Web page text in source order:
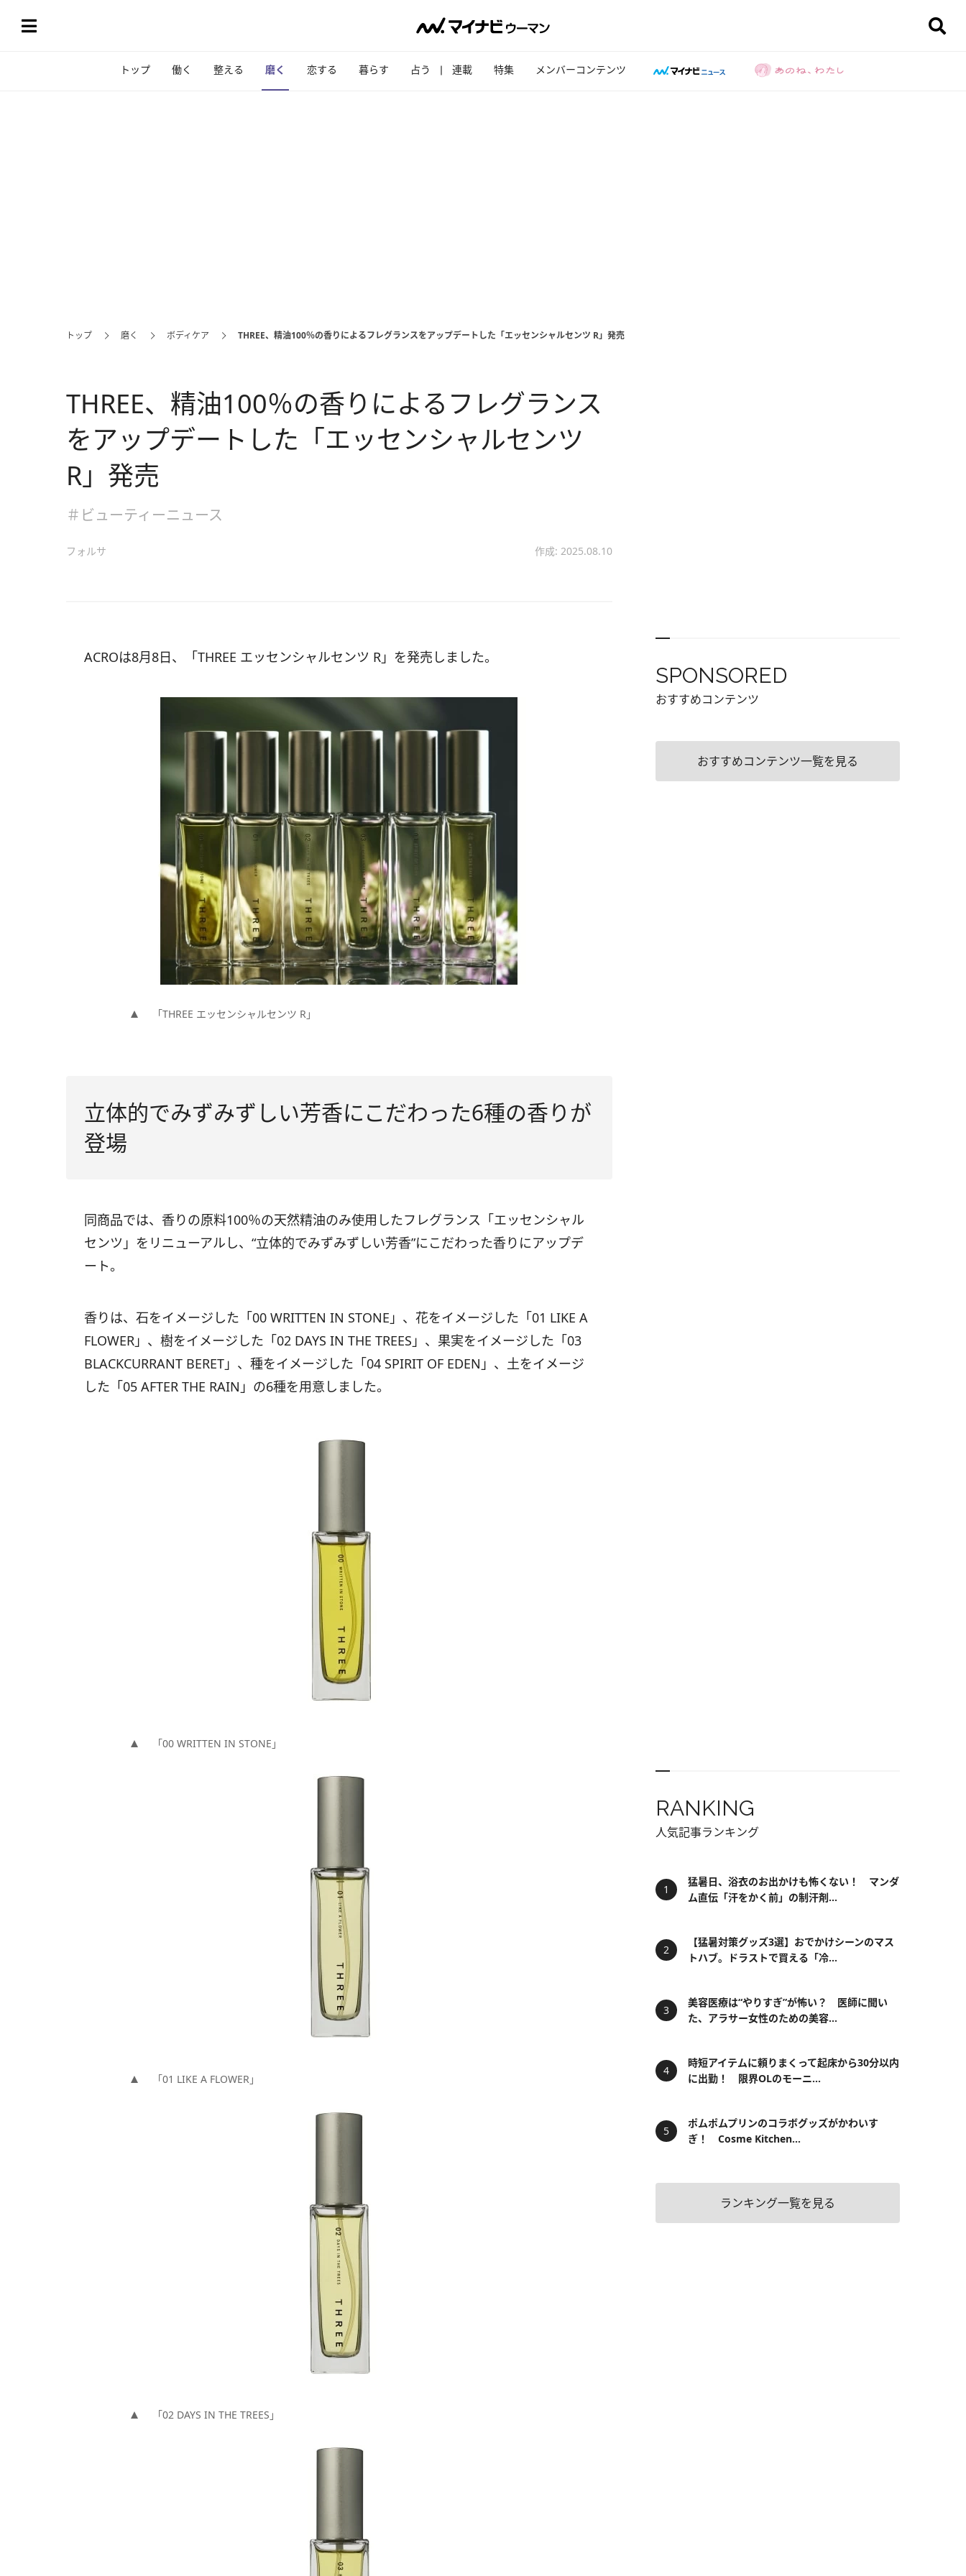
トップ 働く 整える 磨く 恋する 暮らす 占う 連載 特集 メンバーコンテンツ
トップ 磨く ボディケア THREE、精油100％の香りによるフレグランスをアップデートした「エッセンシャルセンツ R」発売
THREE、精油100％の香りによるフレグランス
をアップデートした「エッセンシャルセンツ
R」発売
＃ビューティーニュース
フォルサ 作成: 2025.08.10
ACROは8月8日、「THREE エッセンシャルセンツ R」を発売しました。
「THREE エッセンシャルセンツ R」
立体的でみずみずしい芳香にこだわった6種の香りが
登場
同商品では、香りの原料100％の天然精油のみ使用したフレグランス「エッセンシャル
センツ」をリニューアルし、“立体的でみずみずしい芳香”にこだわった香りにアップデ
ート。
香りは、石をイメージした「00 WRITTEN IN STONE」、花をイメージした「01 LIKE A
FLOWER」、樹をイメージした「02 DAYS IN THE TREES」、果実をイメージした「03
BLACKCURRANT BERET」、種をイメージした「04 SPIRIT OF EDEN」、土をイメージ
した「05 AFTER THE RAIN」の6種を用意しました。
「00 WRITTEN IN STONE」
「01 LIKE A FLOWER」
「02 DAYS IN THE TREES」
SPONSORED
おすすめコンテンツ
おすすめコンテンツ一覧を見る
RANKING
人気記事ランキング
猛暑日、浴衣のお出かけも怖くない！ マンダ
ム直伝「汗をかく前」の制汗剤...
【猛暑対策グッズ3選】おでかけシーンのマス
トハブ。ドラストで買える「冷...
美容医療は“やりすぎ”が怖い？ 医師に聞い
た、アラサー女性のための美容...
時短アイテムに頼りまくって起床から30分以内
に出勤！ 限界OLのモーニ...
ポムポムプリンのコラボグッズがかわいす
ぎ！ Cosme Kitchen...
ランキング一覧を見る